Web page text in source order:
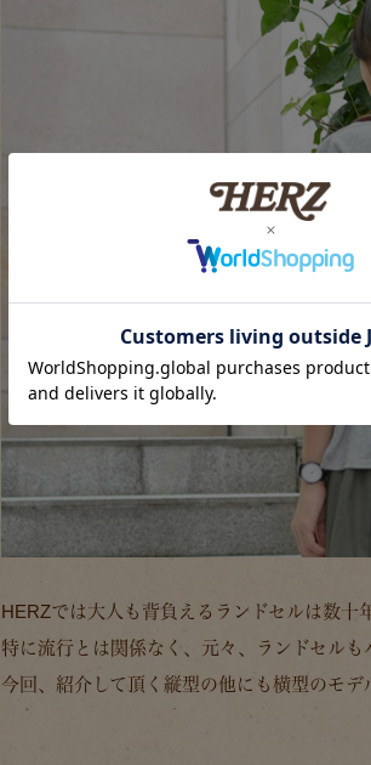
HERZでは大人も背負えるランドセルは数十
特に流行とは関係なく、元々、ランドセルも
今回、紹介して頂く縦型の他にも横型のモデ